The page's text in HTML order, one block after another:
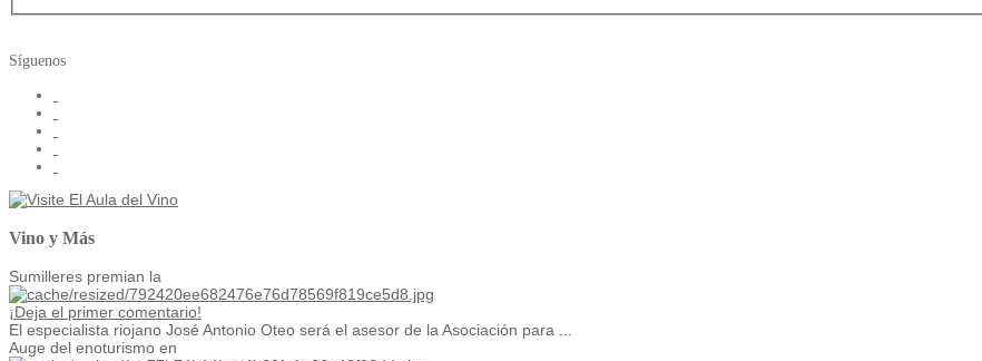
Síguenos
Vino y Más
Sumilleres premian la
¡Deja el primer comentario!
El especialista riojano José Antonio Oteo será el asesor de la Asociación para ...
Auge del enoturismo en